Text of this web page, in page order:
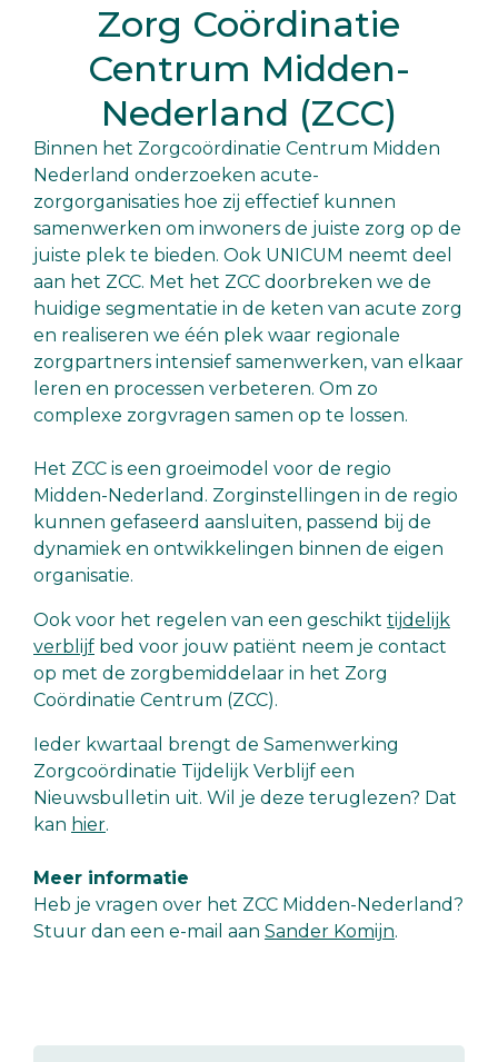
Zorg Coördinatie
Centrum Midden-
Nederland (ZCC)
Binnen het Zorgcoördinatie Centrum Midden
Nederland onderzoeken acute-
zorgorganisaties hoe zij effectief kunnen
samenwerken om inwoners de juiste zorg op de
juiste plek te bieden. Ook UNICUM neemt deel
aan het ZCC. Met het ZCC doorbreken we de
huidige segmentatie in de keten van acute zorg
en realiseren we één plek waar regionale
zorgpartners intensief samenwerken, van elkaar
leren en processen verbeteren. Om zo
complexe zorgvragen samen op te lossen.
Het ZCC is een groeimodel voor de regio
Midden-Nederland. Zorginstellingen in de regio
kunnen gefaseerd aansluiten, passend bij de
dynamiek en ontwikkelingen binnen de eigen
organisatie.
Ook voor het regelen van een geschikt tijdelijk
verblijf bed voor jouw patiënt neem je contact
op met de zorgbemiddelaar in het Zorg
Coördinatie Centrum (ZCC).
Ieder kwartaal brengt de Samenwerking
Zorgcoördinatie Tijdelijk Verblijf een
Nieuwsbulletin uit. Wil je deze teruglezen? Dat
kan hier.
Meer informatie
Heb je vragen over het ZCC Midden-Nederland?
Stuur dan een e-mail aan Sander Komijn.